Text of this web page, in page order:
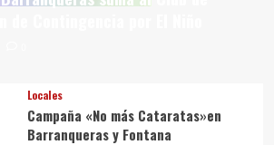
Locales
Campaña «No más Cataratas»en
Barranqueras y Fontana